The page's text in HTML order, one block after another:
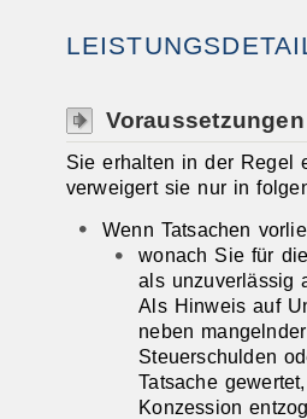
Voraussetzungen
Sie erhalten in der Regel
verweigert sie nur in
Wenn Tatsachen
wonach Sie für
als unzuverlässig
Als Hinweis auf
neben
Steuerschulden
Tatsache
Konzession